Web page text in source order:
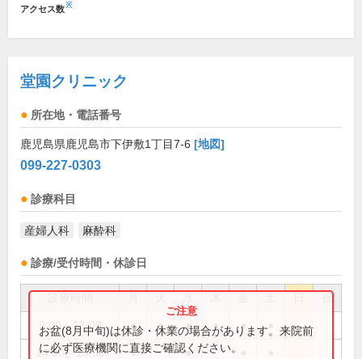
アクセス数※
堂園クリニック
所在地・電話番号
鹿児島県鹿児島市下伊敷1丁目7-6 [地図]
099-227-0303
診療科目
産婦人科 麻酔科
診療/受付時間・休診日
祝
9:00～13:00 ● ● ● ● ●
14:00～18:00 ● ●
お盆(8月中旬)は休診・休業の場合があります。来院前
に必ず医療機関に直接ご確認ください。